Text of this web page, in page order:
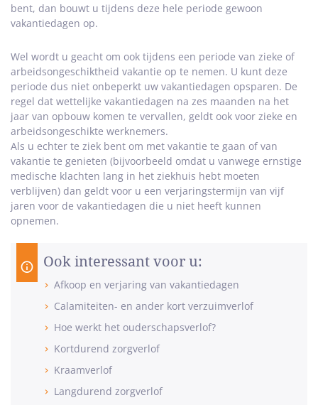
bent, dan bouwt u tijdens deze hele periode gewoon
vakantiedagen op.
Wel wordt u geacht om ook tijdens een periode van zieke of
arbeidsongeschiktheid vakantie op te nemen. U kunt deze
periode dus niet onbeperkt uw vakantiedagen opsparen. De
regel dat wettelijke vakantiedagen na zes maanden na het
jaar van opbouw komen te vervallen, geldt ook voor zieke en
arbeidsongeschikte werknemers.
Als u echter te ziek bent om met vakantie te gaan of van
vakantie te genieten (bijvoorbeeld omdat u vanwege ernstige
medische klachten lang in het ziekhuis hebt moeten
verblijven) dan geldt voor u een verjaringstermijn van vijf
jaren voor de vakantiedagen die u niet heeft kunnen
opnemen.
Ook interessant voor u:
Afkoop en verjaring van vakantiedagen
Calamiteiten- en ander kort verzuimverlof
Hoe werkt het ouderschapsverlof?
Kortdurend zorgverlof
Kraamverlof
Langdurend zorgverlof